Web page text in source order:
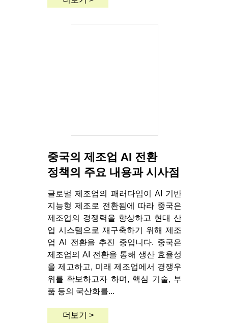
중국의 제조업 AI 전환
정책의 주요 내용과 시사점
글로벌 제조업의 패러다임이 AI 기반
지능형 제조로 전환됨에 따라 중국은
제조업의 경쟁력을 향상하고 현대 산
업 시스템으로 재구축하기 위해 제조
업 AI 전환을 추진 중입니다. 중국은
제조업의 AI 전환을 통해 생산 효율성
을 제고하고, 미래 제조업에서 경쟁우
위를 확보하고자 하며, 핵심 기술, 부
품 등의 국산화를...
더보기 >